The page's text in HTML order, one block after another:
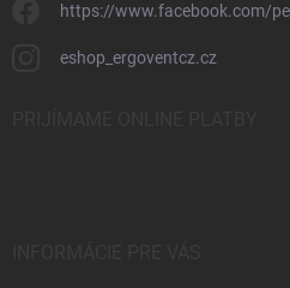
https://www.facebook.com/
eshop_ergoventcz.cz